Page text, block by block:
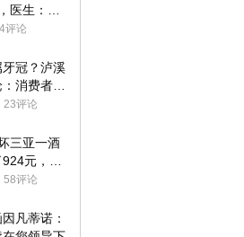
医生：这
评论
冠？泸溪
消费者已
况不属实
23评论
三亚一酒
元，发
一半的
58评论
凡蒂诺：